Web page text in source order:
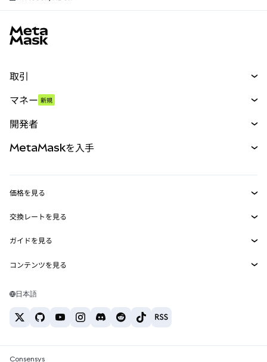
取引
パーペチュアル
RWA
マネー 新規
開発者
MetaMask Connect
Snaps
Web3サービス
MetaMaskを入手
セキュリティ
サポート
キャリア
お問い合わせ
価格を見る
イーサリアムの価格
Solanaの価格
Tetherの価格
交換レートを見る
ETH→USD
USDT→INR
BTC→INR
ETH→USDT
ガイドを見る
ETHの購入
USDTの購入
SHIBの購入
コンテンツを見る
Solanaウォレット
日本語
Consensys